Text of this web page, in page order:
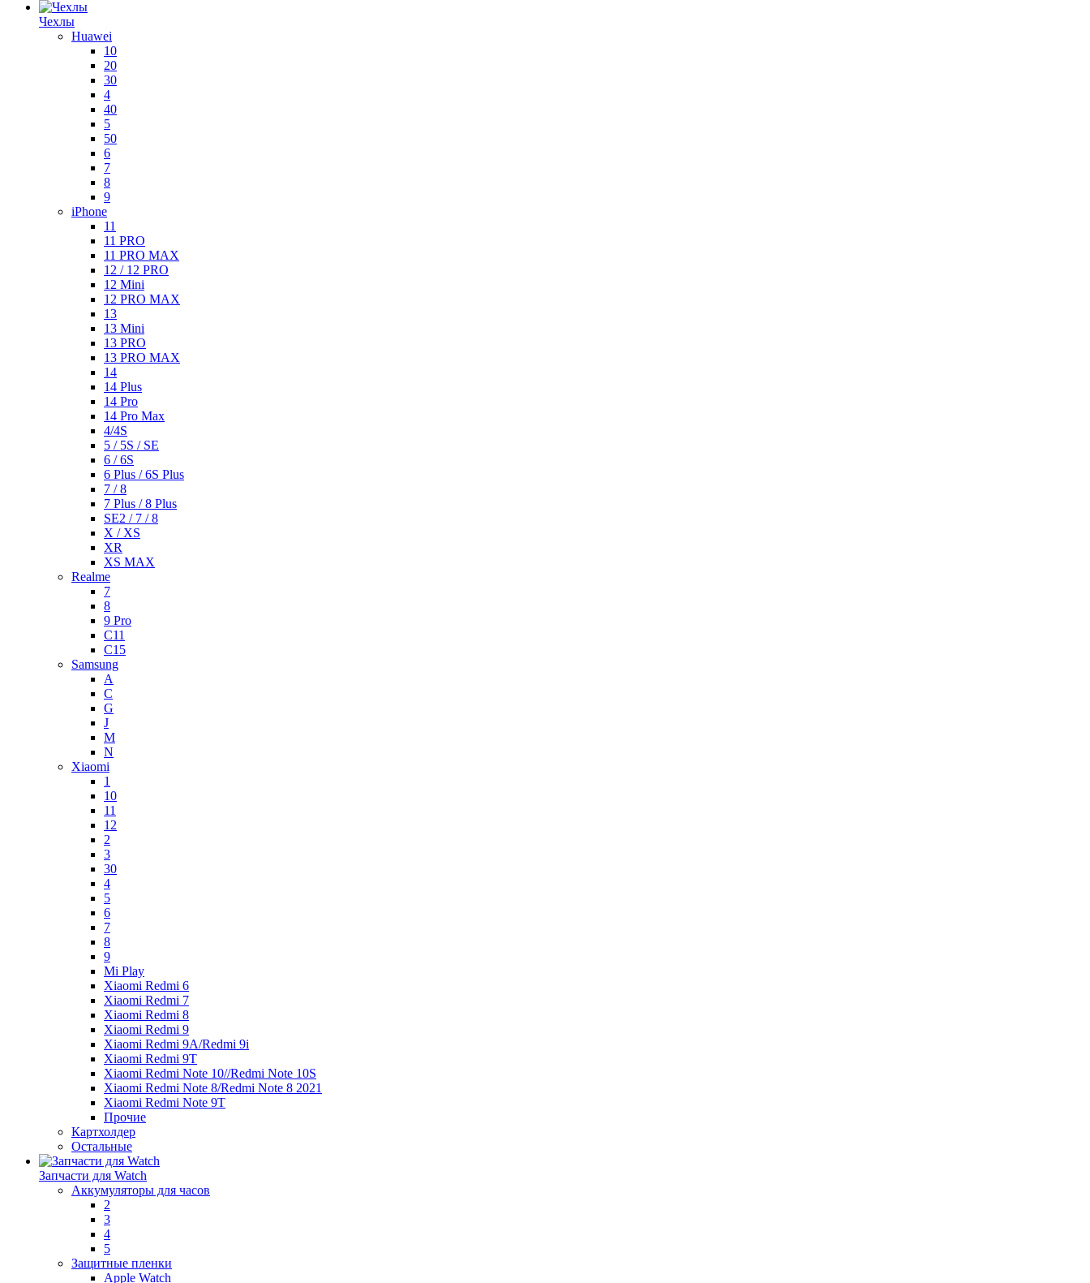
Чехлы
Huawei
10
20
30
4
40
5
50
6
7
8
9
iPhone
11
11 PRO
11 PRO MAX
12 / 12 PRO
12 Mini
12 PRO MAX
13
13 Mini
13 PRO
13 PRO MAX
14
14 Plus
14 Pro
14 Pro Max
4/4S
5 / 5S / SE
6 / 6S
6 Plus / 6S Plus
7 / 8
7 Plus / 8 Plus
SE2 / 7 / 8
X / XS
XR
XS MAX
Realme
7
8
9 Pro
C11
C15
Samsung
A
C
G
J
M
N
Xiaomi
1
10
11
12
2
3
30
4
5
6
7
8
9
Mi Play
Xiaomi Redmi 6
Xiaomi Redmi 7
Xiaomi Redmi 8
Xiaomi Redmi 9
Xiaomi Redmi 9A/Redmi 9i
Xiaomi Redmi 9T
Xiaomi Redmi Note 10//Redmi Note 10S
Xiaomi Redmi Note 8/Redmi Note 8 2021
Xiaomi Redmi Note 9T
Прочие
Картхолдер
Остальные
Запчасти для Watch
Аккумуляторы для часов
2
3
4
5
Защитные пленки
Apple Watch